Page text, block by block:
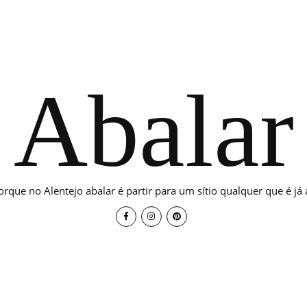
Abalar
no Alentejo abalar é partir para um sítio qualquer que é já